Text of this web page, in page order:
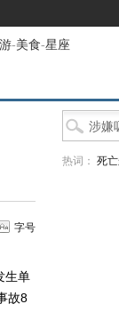
-美食-星座
字号
生单
故8
热词： 死